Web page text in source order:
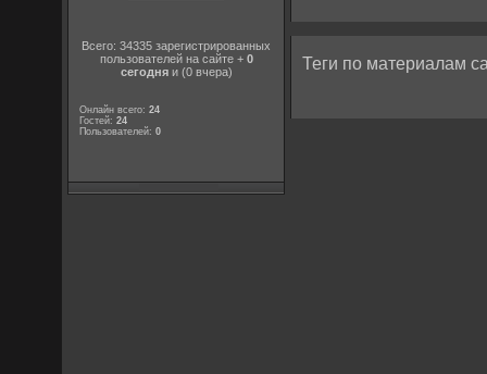
Всего: 34335 зарегистрированных
пользователей на сайте + 0
сегодняи (0 вчера)
Онлайн всего:24
Гостей:24
Пользователей:0
Теги по материалам